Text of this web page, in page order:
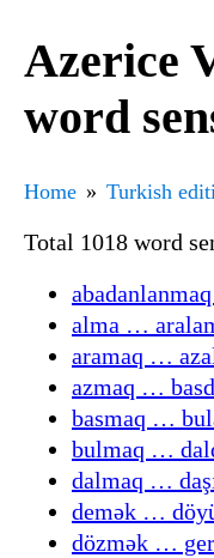
Azerice
word
Home Turkish
Total 1018 word
alma …
aramaq …
azmaq …
basmaq …
bulmaq …
dalmaq …
demək …
dözmək …